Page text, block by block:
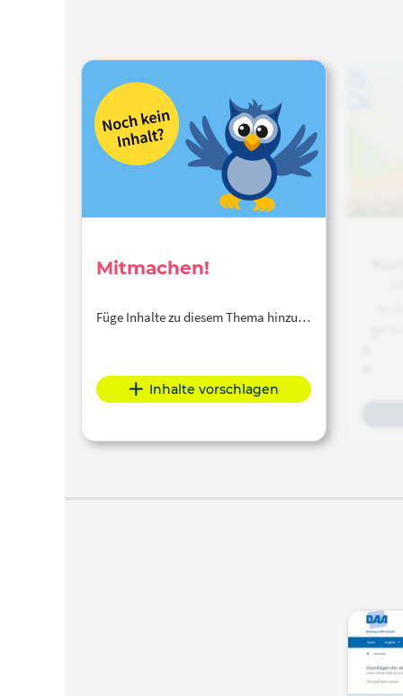
Mitmachen!
Füge Inhalte zu diesem Thema hinzu…
Inhalte vorschlagen